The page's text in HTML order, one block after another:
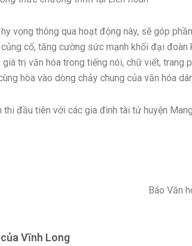
vọng thông qua hoạt động này, sẽ góp
cố, tăng cường sức mạnh khối đại đoàn
trị văn hóa trong tiếng nói, chữ viết, trang
hòa vào dòng chảy chung của văn hóa
đầu tiên với các gia đình tài tử huyện
Báo Văn
Vĩnh Long